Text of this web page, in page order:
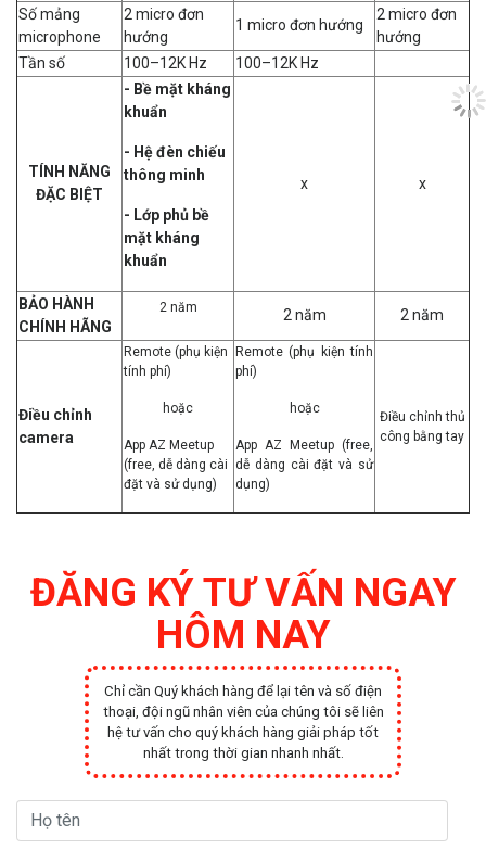
Số mảng
microphone
2 micro đơn
hướng
1 micro đơn hướng
2 micro đơn
hướng
Tần số
100–12K Hz 100–12K Hz
TÍNH NĂNG
ĐẶC BIỆT
- Bề mặt kháng
khuẩn
- Hệ đèn chiếu
thông minh
- Lớp phủ bề
mặt kháng
khuẩn
x x
BẢO HÀNH
CHÍNH HÃNG
2 năm 2 năm 2 năm
Điều chỉnh
camera
Remote (phụ kiện
tính phí)
hoặc
App AZ Meetup
(free, dễ dàng cài
đặt và sử dụng)
Remote (phụ kiện tính
phí)
hoặc
App AZ Meetup (free,
dễ dàng cài đặt và sử
dụng)
Điều chỉnh thủ
công bằng tay
ĐĂNG KÝ TƯ VẤN NGAY
HÔM NAY
Chỉ cần Quý khách hàng để lại tên và số điện
thoại, đội ngũ nhân viên của chúng tôi sẽ liên
hệ tư vấn cho quý khách hàng giải pháp tốt
nhất trong thời gian nhanh nhất.